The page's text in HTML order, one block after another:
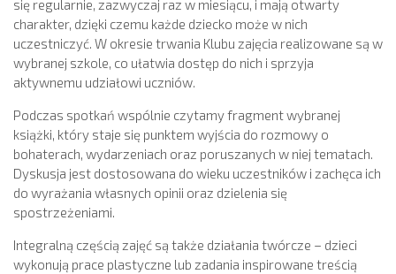
się regularnie, zazwyczaj raz w miesiącu, i mają otwarty
charakter, dzięki czemu każde dziecko może w nich
uczestniczyć. W okresie trwania Klubu zajęcia realizowane są w
wybranej szkole, co ułatwia dostęp do nich i sprzyja
aktywnemu udziałowi uczniów.
Podczas spotkań wspólnie czytamy fragment wybranej
książki, który staje się punktem wyjścia do rozmowy o
bohaterach, wydarzeniach oraz poruszanych w niej tematach.
Dyskusja jest dostosowana do wieku uczestników i zachęca ich
do wyrażania własnych opinii oraz dzielenia się
spostrzeżeniami.
Integralną częścią zajęć są także działania twórcze – dzieci
wykonują prace plastyczne lub zadania inspirowane treścią